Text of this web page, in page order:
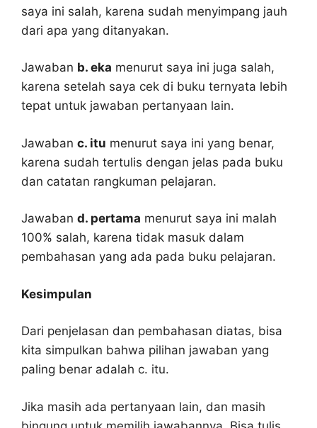
saya ini salah, karena sudah menyimpang jauh
dari apa yang ditanyakan.
Jawaban b. eka menurut saya ini juga salah,
karena setelah saya cek di buku ternyata lebih
tepat untuk jawaban pertanyaan lain.
Jawaban c. itu menurut saya ini yang benar,
karena sudah tertulis dengan jelas pada buku
dan catatan rangkuman pelajaran.
Jawaban d. pertama menurut saya ini malah
100% salah, karena tidak masuk dalam
pembahasan yang ada pada buku pelajaran.
Kesimpulan
Dari penjelasan dan pembahasan diatas, bisa
kita simpulkan bahwa pilihan jawaban yang
paling benar adalah c. itu.
Jika masih ada pertanyaan lain, dan masih